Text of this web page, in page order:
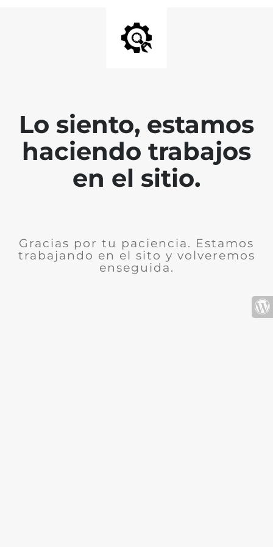
Lo siento, estamos
haciendo trabajos
en el sitio.
Gracias por tu paciencia. Estamos
trabajando en el sito y volveremos
enseguida.